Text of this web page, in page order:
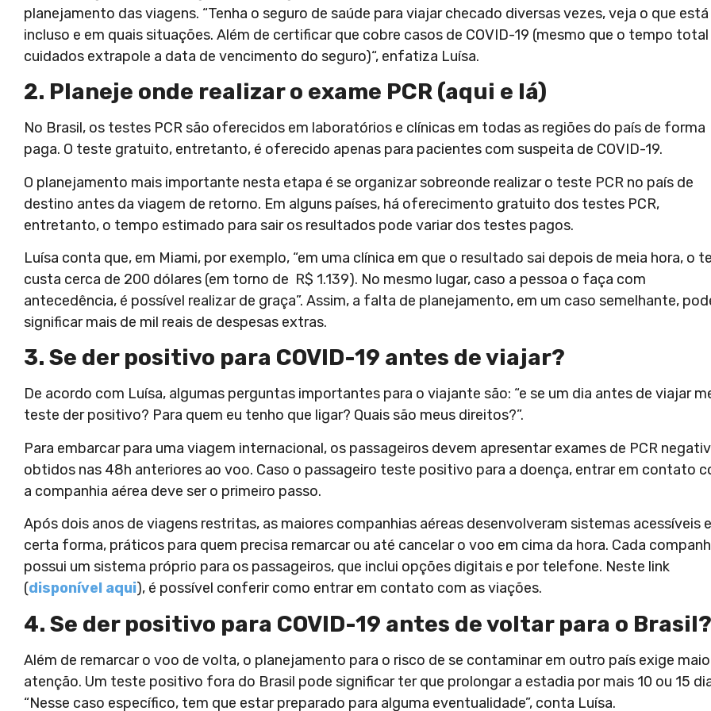
planejamento das viagens. “Tenha o seguro de saúde para viajarchecado diversas vezes, veja o que está
incluso e em quais situações. Além de certificar que cobre casos de COVID-19 (mesmo que o tempo total
cuidados extrapole a data de vencimento do seguro)“, enfatiza Luísa.
2. Planeje onde realizar o exame PCR (aqui e lá)
No Brasil, os testes PCR são oferecidos em laboratórios e clínicas em todas as regiões do país de forma
paga. O teste gratuito, entretanto, é oferecido apenas para pacientes com suspeita de COVID-19.
O planejamento mais importante nesta etapa é se organizar sobreonde realizar o teste PCR no país de
destino antes da viagem de retorno. Em alguns países, há oferecimento gratuito dos testes PCR,
entretanto, o tempo estimado para sair os resultados pode variar dos testes pagos.
Luísa conta que, em Miami, por exemplo, “em uma clínica em que o resultado sai depois de meia hora, o
custa cerca de 200 dólares (em torno de R$ 1.139). No mesmo lugar, caso a pessoa o faça com
antecedência, é possível realizar de graça”. Assim, a falta de planejamento, em um caso semelhante,
significar mais de mil reais de despesas extras.
3. Se der positivo para COVID-19 antes de viajar?
De acordo com Luísa, algumas perguntas importantes para o viajante são: “e se um dia antes de viajar
teste der positivo? Para quem eu tenho que ligar? Quais são meus direitos?”.
Para embarcar para uma viagem internacional, os passageiros devem apresentar exames de PCR
obtidos nas 48h anteriores ao voo. Caso o passageiro teste positivo para a doença, entrar em contato
a companhia aérea deve ser o primeiro passo.
Após dois anos de viagens restritas, as maiores companhias aéreas desenvolveram sistemas acessíveis
certa forma, práticos para quem precisa remarcar ou até cancelar o voo em cima da hora. Cada
possui um sistema próprio para os passageiros, que inclui opções digitais e por telefone. Neste link
(disponível aqui), é possível conferir como entrar em contato com as viações.
4. Se der positivo para COVID-19 antes de voltar para o Brasil?
Além de remarcar o voo de volta, o planejamento para o risco de se contaminar em outro país exige
atenção. Um teste positivo fora do Brasil pode significar ter que prolongar a estadia por mais 10 ou 15
“Nesse caso específico, tem que estar preparado para alguma eventualidade”, conta Luísa.